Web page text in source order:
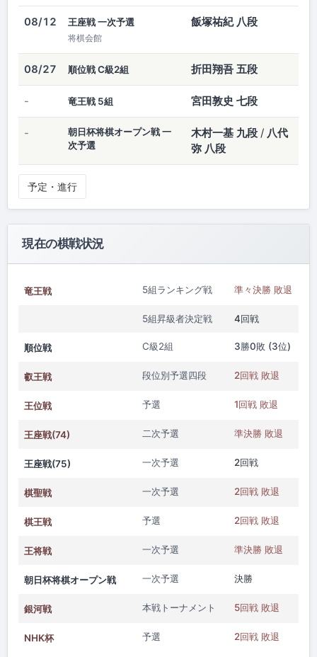
08/12 王座戦 一次予選
将棋会館
飯塚祐紀 八段
08/27 順位戦 C級2組 折田翔吾 五段
- 竜王戦 5組 宮田敦史 七段
-
朝日杯将棋オープン戦 一
次予選
木村一基 九段 / 八代
弥 八段
予定・進行
現在の棋戦状況
竜王戦 5組ランキング戦 準々決勝 敗退
5組昇級者決定戦 4回戦
順位戦 C級2組 3勝0敗 (3位)
叡王戦 段位別予選四段 2回戦 敗退
王位戦 予選 1回戦 敗退
王座戦(74) 二次予選 準決勝 敗退
王座戦(75) 一次予選 2回戦
棋聖戦 一次予選 2回戦 敗退
棋王戦 予選 2回戦 敗退
王将戦 一次予選 準決勝 敗退
朝日杯将棋オープン戦 一次予選 決勝
銀河戦 本戦トーナメント 5回戦 敗退
NHK杯 予選 2回戦 敗退